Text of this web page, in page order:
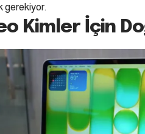
gerekiyor.
Kimler İçin